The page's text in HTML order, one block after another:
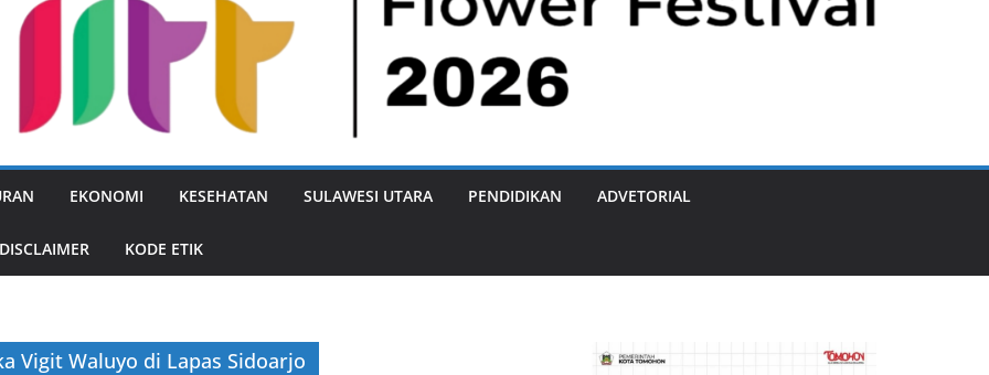
EKONOMI KESEHATAN SULAWESI UTARA PENDIDIKAN ADVETORIAL
DISCLAIMER KODE ETIK
Vigit Waluyo di Lapas Sidoarjo